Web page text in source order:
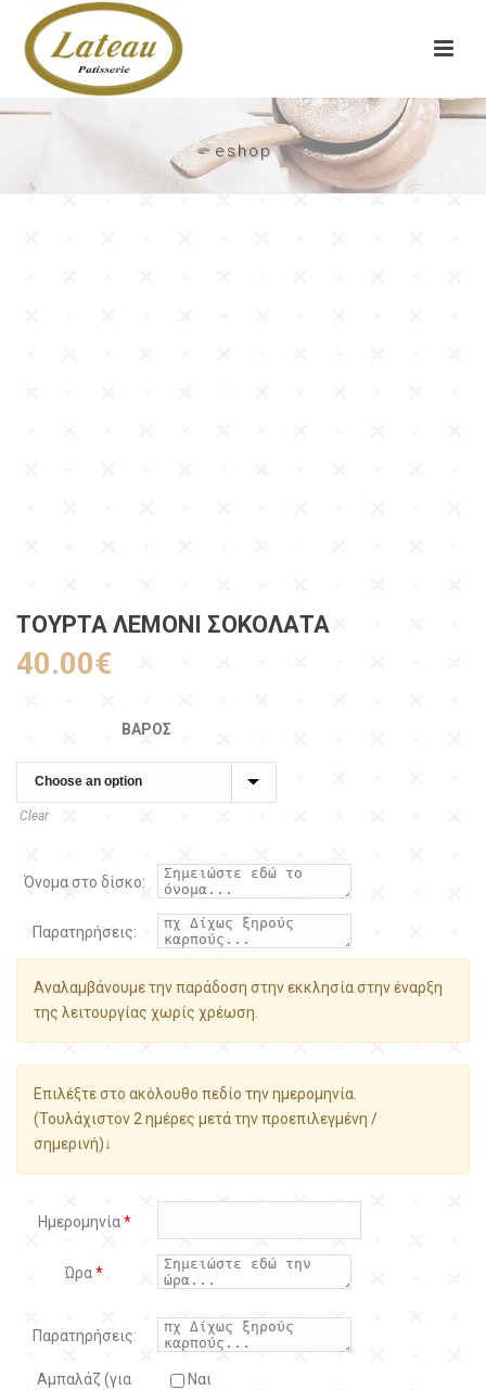
eshop
ΤΟΎΡΤΑ ΛΕΜΌΝΙ ΣΟΚΟΛΆΤΑ
40.00€
ΒΆΡΟΣ
Clear
Όνομα στο δίσκο:
Παρατηρήσεις:
Αναλαμβάνουμε την παράδοση στην εκκλησία στην έναρξη
της λειτουργίας χωρίς χρέωση.
Επιλέξτε στο ακόλουθο πεδίο την ημερομηνία.
(Τουλάχιστον 2 ημέρες μετά την προεπιλεγμένη /
σημερινή)↓
Ημερομηνία*
Ώρα*
Παρατηρήσεις:
Αμπαλάζ (για
Ναι